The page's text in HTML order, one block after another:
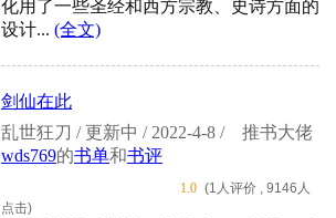
化用了一些圣经和西方宗教、史诗方面的
设计... (全文)
剑仙在此
乱世狂刀 / 更新中 / 2022-4-8 /
推书大佬
wds769的书单和书评
1.0 (1人评价 , 9146人
点击)